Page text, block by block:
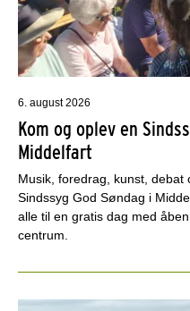
6. august 2026
Kom og oplev en
Middelfart
Musik, foredrag, kunst,
Sindssyg God Søndag i
alle til en gratis dag med
centrum.